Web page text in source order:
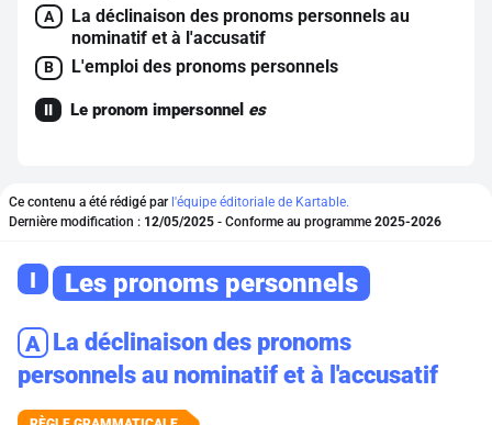
S'inscrire gratuitement
Pour profiter de 10 contenus offerts.
A
La déclinaison des pronoms personnels au
nominatif et à l'accusatif
B L'emploi des pronoms personnels
II Le pronom impersonnel es
Ce contenu a été rédigé par l'équipe éditoriale de Kartable.
Dernière modification : 12/05/2025 - Conforme au programme 2025-2026
I Les pronoms personnels
A La déclinaison des pronoms
personnels au nominatif et à l'accusatif